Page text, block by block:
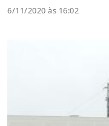
6/11/2020 às 16:02